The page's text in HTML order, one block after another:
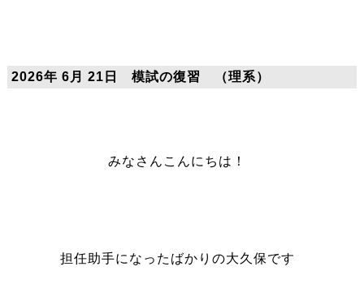
2026年 6月 21日 模試の復習 （理系）
みなさんこんにちは！
担任助手になったばかりの大久保です